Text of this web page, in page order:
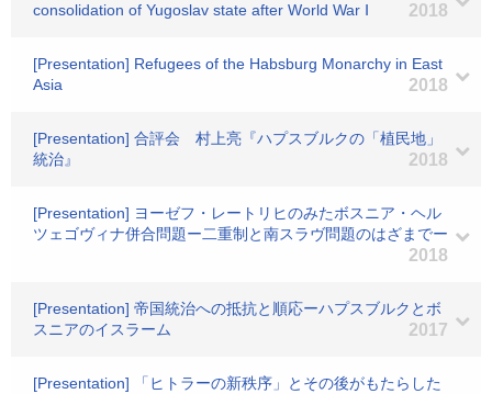
consolidation of Yugoslav state after World War Ⅰ
2018
[Presentation] Refugees of the Habsburg Monarchy in East
Asia
2018
[Presentation] 合評会 村上亮『ハプスブルクの「植民地」
統治』
2018
[Presentation] ヨーゼフ・レートリヒのみたボスニア・ヘル
ツェゴヴィナ併合問題ー二重制と南スラヴ問題のはざまでー
2018
[Presentation] 帝国統治への抵抗と順応ーハプスブルクとボ
スニアのイスラーム
2017
[Presentation] 「ヒトラーの新秩序」とその後がもたらした